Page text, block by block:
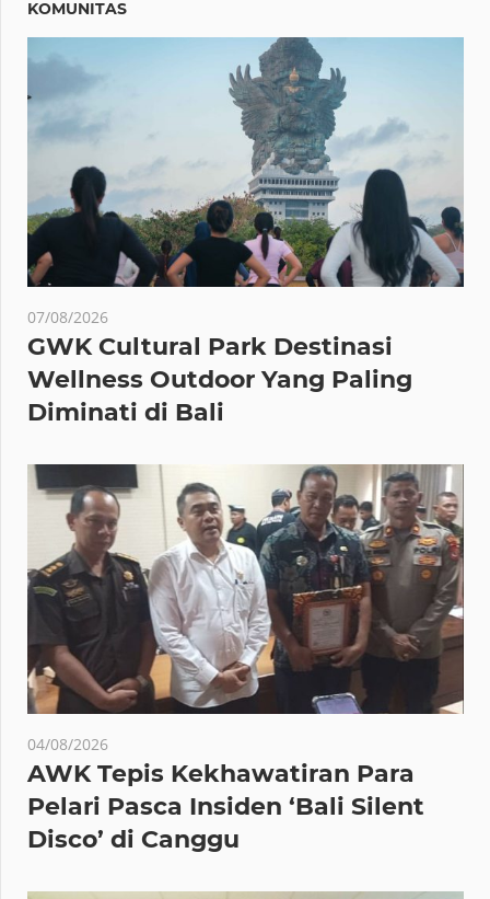
KOMUNITAS
07/08/2026
GWK Cultural Park Destinasi
Wellness Outdoor Yang Paling
Diminati di Bali
04/08/2026
AWK Tepis Kekhawatiran Para
Pelari Pasca Insiden ‘Bali Silent
Disco’ di Canggu